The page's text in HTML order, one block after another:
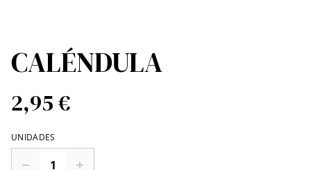
CALÉNDULA
2,95 €
UNIDADES